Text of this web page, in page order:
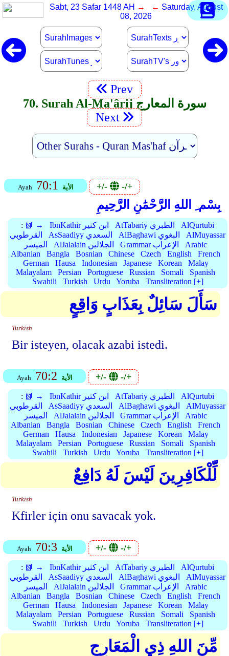
Sabt, 23 Safar 1448 AH → ← Saturday, August
08, 2026
Prev
70. Surah Al-Ma'ârij سورة المعارج
Next
Ayah 70:1 الأية +/- -/+
بِسْم ِ اللهِ الرَّحْمَٰنِ الرَّحِيمِ
: 📗 → IbnKathir ابن كثير AtTabariy الطبري
AlQurtubi
القرطوبي
AsSaadiyy السعدي AlBaghawi البغوي
AlMuyassar
الميسر
AlJalalain الجلالين Grammar الإعراب
Arabic
Albanian
Bangla Bosnian Chinese Czech English
French
German
Hausa Indonesian Japanese Korean
Malay
Malayalam
Persian Portuguese Russian Somali
Spanish
Swahili
Turkish Urdu Yoruba Transliteration [+]
سَأَلَ سَائِلٌ بِعَذَابٍ وَاقِعٍ
Turkish
Bir isteyen, olacak azabi istedi.
Ayah 70:2 الأية +/- -/+
: 📗 → IbnKathir ابن كثير AtTabariy الطبري
AlQurtubi
القرطوبي
AsSaadiyy السعدي AlBaghawi البغوي
AlMuyassar
الميسر
AlJalalain الجلالين Grammar الإعراب
Arabic
Albanian
Bangla Bosnian Chinese Czech English
French
German
Hausa Indonesian Japanese Korean
Malay
Malayalam
Persian Portuguese Russian Somali
Spanish
Swahili
Turkish Urdu Yoruba Transliteration [+]
لِّلْكَافِرِينَ لَيْسَ لَهُ دَافِعٌ
Turkish
Kfirler için onu savacak yok.
Ayah 70:3 الأية +/- -/+
: 📗 → IbnKathir ابن كثير AtTabariy الطبري
AlQurtubi
القرطوبي
AsSaadiyy السعدي AlBaghawi البغوي
AlMuyassar
الميسر
AlJalalain الجلالين Grammar الإعراب
Arabic
Albanian
Bangla Bosnian Chinese Czech English
French
German
Hausa Indonesian Japanese Korean
Malay
Malayalam
Persian Portuguese Russian Somali
Spanish
Swahili
Turkish Urdu Yoruba Transliteration [+]
مِّنَ اللهِ ذِي الْمَعَارِجِ